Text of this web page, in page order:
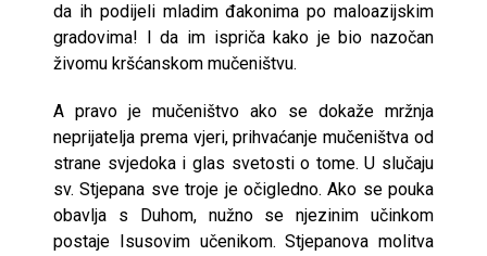
da ih podijeli mladim đakonima po maloazijskim
gradovima! I da im ispriča kako je bio nazočan
živomu kršćanskom mučeništvu.
A pravo je mučeništvo ako se dokaže mržnja
neprijatelja prema vjeri, prihvaćanje mučeništva od
strane svjedoka i glas svetosti o tome. U slučaju
sv. Stjepana sve troje je očigledno. Ako se pouka
obavlja s Duhom, nužno se njezinim učinkom
postaje Isusovim učenikom. Stjepanova molitva